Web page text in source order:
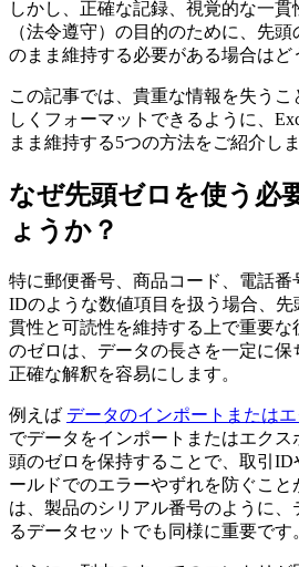
しかし、正確な記録、視覚的な一
（法令遵守）の目的のために、先
のまま維持する必要がある場合はど
この記事では、貴重な情報を失う
しくフォーマットできるように、
まま維持する5つの方法をご紹介しま
なぜ先頭ゼロを使う必
ょうか？
特に郵便番号、商品コード、電話番
IDのような数値項目を扱う場合、
貫性と可読性を維持する上で重要
のゼロは、データの長さを一定に
正確な解釈を容易にします。
例えば データのインポートまたはエ
でデータをインポートまたはエク
頭のゼロを保持することで、取引ID
ールドでのエラーやずれを防ぐこと
は、製品のシリアル番号のように
るデータセットでも同様に重要です